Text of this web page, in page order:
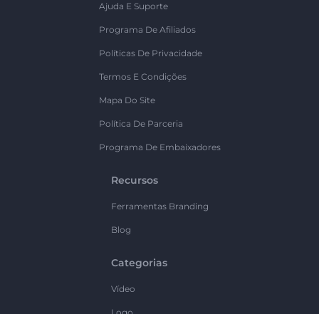
Ajuda E Suporte
Programa De Afiliados
Políticas De Privacidade
Termos E Condições
Mapa Do Site
Política De Parceria
Programa De Embaixadores
Recursos
Ferramentas Branding
Blog
Categorias
Vídeo